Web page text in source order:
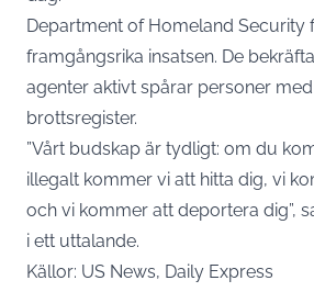
Department of Homeland Security
framgångsrika insatsen. De
agenter aktivt spårar personer
brottsregister.
”Vårt budskap är tydligt: om du
illegalt kommer vi att hitta dig, vi
och vi kommer att deportera dig”,
i ett uttalande.
Källor: US News, Daily Express